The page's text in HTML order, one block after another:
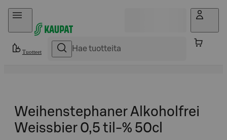
Hyppää sisältöön
Tuotteet
Weihenstephaner Alkoholfrei
Weissbier 0,5 til-% 50cl